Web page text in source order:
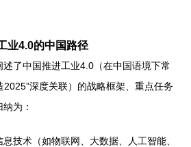
业4.0的中国路径
了中国推进工业4.0（在中国语境下常
2025”深度关联）的战略框架、重点任务
为：
息技术（如物联网、大数据、人工智能、